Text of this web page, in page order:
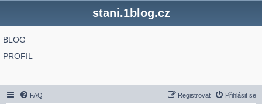
stani.1blog.cz
BLOG
PROFIL
FAQ Přihlásit se
Registrovat